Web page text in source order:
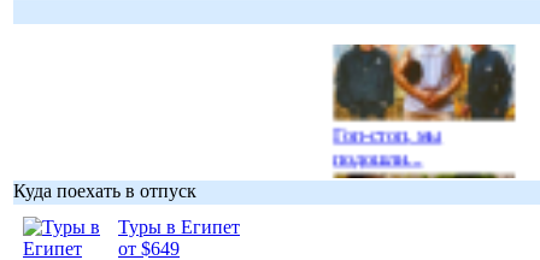
Гоп-стоп, мы
подошли...
Куда поехать в отпуск
Туры в Египет
от $649